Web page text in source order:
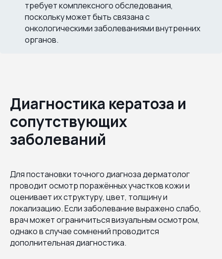
требует комплексного обследования,
поскольку может быть связана с
онкологическими заболеваниями внутренних
органов.
Диагностика кератоза и
сопутствующих
заболеваний
Для постановки точного диагноза дерматолог
проводит осмотр поражённых участков кожи и
оценивает их структуру, цвет, толщину и
локализацию. Если заболевание выражено слабо,
врач может ограничиться визуальным осмотром,
однако в случае сомнений проводится
дополнительная диагностика.